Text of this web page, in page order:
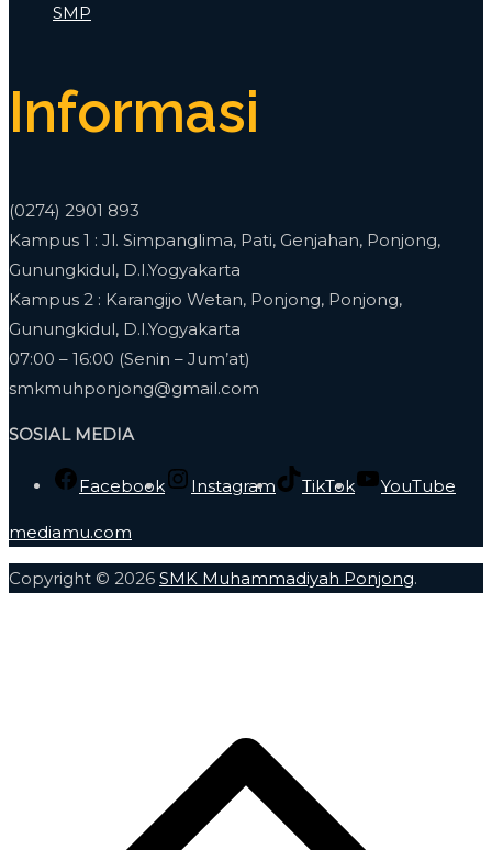
SMP
Informasi
(0274) 2901 893
Kampus 1 : Jl. Simpanglima, Pati, Genjahan, Ponjong,
Gunungkidul, D.I.Yogyakarta
Kampus 2 : Karangijo Wetan, Ponjong, Ponjong,
Gunungkidul, D.I.Yogyakarta
07:00 – 16:00 (Senin – Jum’at)
smkmuhponjong@gmail.com
SOSIAL MEDIA
Facebook Instagram TikTok YouTube
mediamu.com
Copyright © 2026 SMK Muhammadiyah Ponjong.